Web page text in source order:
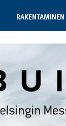
RAKENTAMINEN